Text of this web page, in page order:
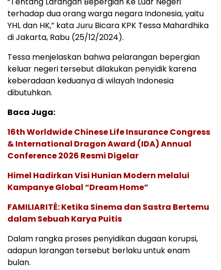
terhadap dua orang warga negara Indonesia, yaitu
YHL dan HK,” kata Juru Bicara KPK Tessa Mahardhika
di Jakarta, Rabu (25/12/2024).
Tessa menjelaskan bahwa pelarangan bepergian
keluar negeri tersebut dilakukan penyidik karena
keberadaan keduanya di wilayah Indonesia
dibutuhkan.
Baca Juga:
16th Worldwide Chinese Life Insurance Congress
& International Dragon Award (IDA) Annual
Conference 2026 Resmi Digelar
Himel Hadirkan Visi Hunian Modern melalui
Kampanye Global “Dream Home”
FAMILIARITÉ: Ketika Sinema dan Sastra Bertemu
dalam Sebuah Karya Puitis
Dalam rangka proses penyidikan dugaan korupsi,
adapun larangan tersebut berlaku untuk enam
bulan.